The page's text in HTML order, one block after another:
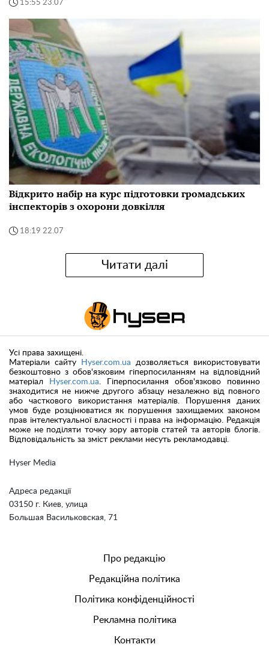
15:55 23.07
Відкрито набір на курс підготовки громадських
інспекторів з охорони довкілля
18:19 22.07
Читати далі
Hyser Media
Адреса редакції
03150 г. Киев, улица
Большая Васильковская, 71
Усі права захищені.
Матеріали сайту
Hyser.com.ua дозволяється використовувати
безкоштовно з обов'язковим гіперпосиланням на відповідний
матеріал
Hyser.com.ua. Гіперпосилання обов'язково повинно
знаходитися не нижче другого абзацу незалежно від повного
або часткового використання матеріалів. Порушення даних
умов буде розцінюватися як порушення захищаемих законом
прав інтелектуальної власності і права на інформацію. Редакція
може не поділяти точку зору авторів статей та авторів блогів.
Відповідальність за зміст реклами несуть рекламодавці.
Про редакцію
Редакційна політика
Політика конфіденційності
Рекламна політика
Контакти